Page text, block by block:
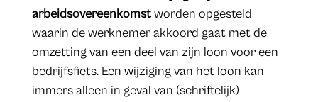
arbeidsovereenkomstworden opgesteld
waarin de werknemer akkoord gaat met de
omzetting van een deel van zijn loon voor een
bedrijfsfiets. Een wijziging van het loon kan
immers alleen in geval van (schriftelijk)